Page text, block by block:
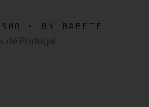
· BY BABETE
de Portugal